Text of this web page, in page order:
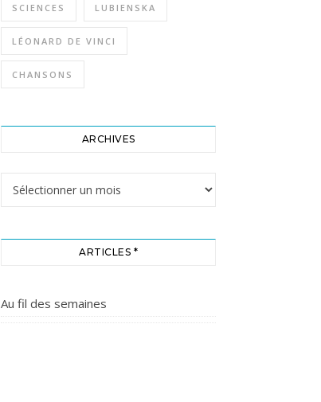
SCIENCES LUBIENSKA
LÉONARD DE VINCI
CHANSONS
ARCHIVES
ARTICLES *
Au fil des semaines